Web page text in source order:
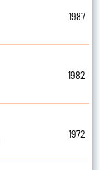
1987
1982
1972